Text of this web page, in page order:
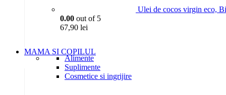
Ulei de cocos virgin eco,
0.00 out of 5
67,90 lei
MAMA SI COPILUL
Alimente
Suplimente
Cosmetice si ingrijire